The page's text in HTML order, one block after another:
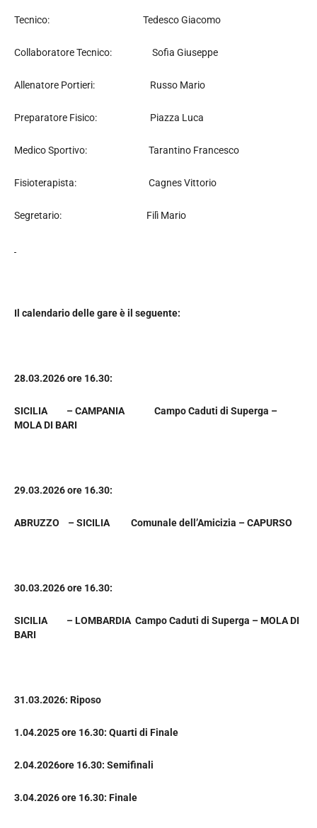
Tecnico: Tedesco Giacomo
Collaboratore Tecnico: Sofia Giuseppe
Allenatore Portieri: Russo Mario
Preparatore Fisico: Piazza Luca
Medico Sportivo: Tarantino Francesco
Fisioterapista: Cagnes Vittorio
Segretario: Filì Mario
Il calendario delle gare è il seguente:
28.03.2026 ore 16.30:
SICILIA – CAMPANIA Campo Caduti di Superga –
MOLA DI BARI
29.03.2026 ore 16.30:
ABRUZZO – SICILIA Comunale dell’Amicizia – CAPURSO
30.03.2026 ore 16.30:
SICILIA – LOMBARDIA Campo Caduti di Superga – MOLA DI
BARI
31.03.2026: Riposo
1.04.2025 ore 16.30: Quarti di Finale
2.04.2026ore 16.30: Semifinali
3.04.2026 ore 16.30: Finale